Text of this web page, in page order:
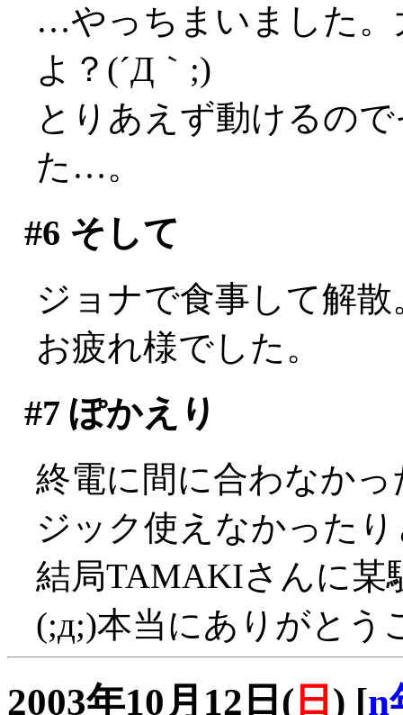
…やっちまいました。
よ？(´Д｀;)
とりあえず動けるの
た…。
#6 そして
ジョナで食事して解散
お疲れ様でした。
#7 ぽかえり
終電に間に合わなか
ジック使えなかった
結局TAMAKIさんに某
(;д;)本当にありがとう
2003年10月12日( 日 ) [n